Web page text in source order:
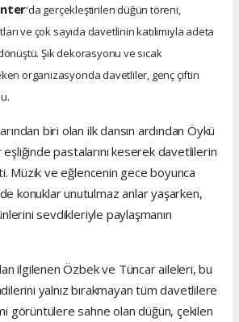
'da gerçekleştirilen düğün töreni,
ve çok sayıda davetlinin katılımıyla adeta
Şık dekorasyonu ve sıcak
organizasyonda davetliler, genç çiftin
biri olan ilk dansın ardından Öykü
eşliğinde pastalarını keserek davetlilerin
Müzik ve eğlencenin gece boyunca
konuklar unutulmaz anlar yaşarken,
sevdikleriyle paylaşmanın
ilgilenen Özbek ve Tüncar aileleri, bu
yalnız bırakmayan tüm davetlilere
görüntülere sahne olan düğün, çekilen